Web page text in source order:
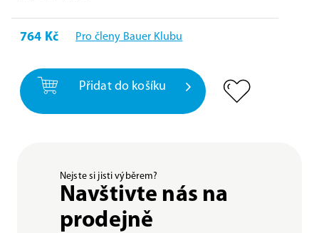
764 Kč Pro členy Bauer Klubu
Přidat do košíku
Nejste si jisti výběrem?
Navštivte nás na
prodejně